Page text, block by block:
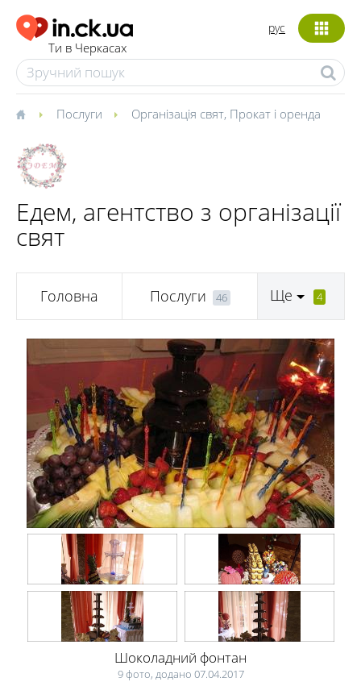
Ти в Черкасах
рус
Послуги Організація свят, Прокат і оренда
Едем, агентство з організації
свят
Головна Послуги 46 Ще 4
Шоколадний фонтан
9 фото, додано 07.04.2017